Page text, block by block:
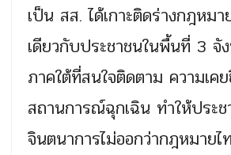
เป็น สส. ได้เกาะติดร่างกฎหม
เดียวกับประชาชนในพื้นที่ 3 จั
ภาคใต้ที่สนใจติดตาม ความเค
สถานการณ์ฉุกเฉิน ทำให้ประ
จินตนาการไม่ออกว่ากฎหมายไ